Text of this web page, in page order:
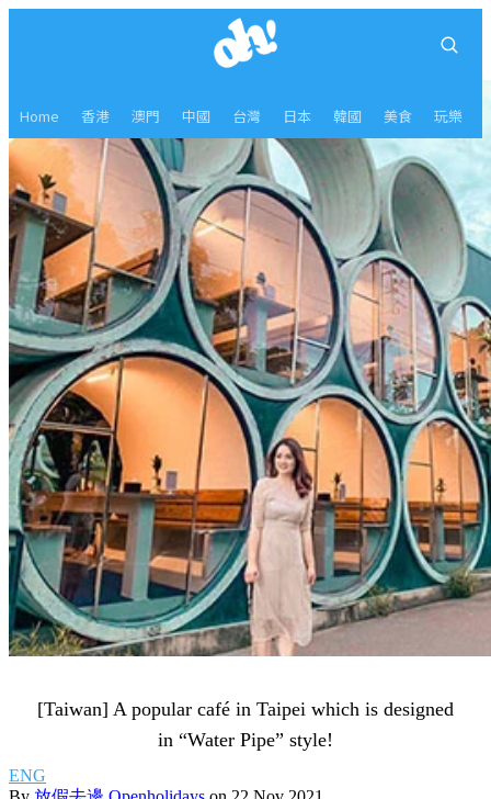
Home 香港 澳門 中國 台灣 日本 韓國 美食 玩樂
[Taiwan] A popular café in Taipei which is designed
in “Water Pipe” style!
ENG